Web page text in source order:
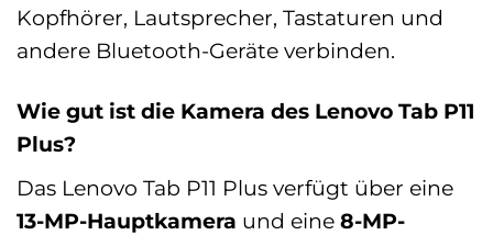
Kopfhörer, Lautsprecher, Tastaturen und
andere Bluetooth-Geräte verbinden.
Wie gut ist die Kamera des Lenovo Tab P11
Plus?
Das Lenovo Tab P11 Plus verfügt über eine
13-MP-Hauptkamera und eine 8-MP-